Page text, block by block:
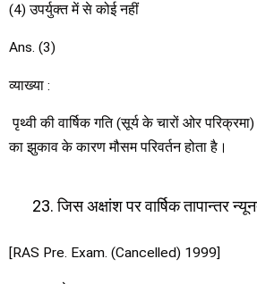
(4) उपर्युक्त में से कोई नहीं
Ans. (3)
व्याख्या :
पृथ्वी की वार्षिक गति (सूर्य के चारों ओर
का झुकाव के कारण मौसम परिवर्तन होता है।
जिस अक्षांश पर वार्षिक तापान्तर
[RAS Pre. Exam. (Cancelled) 1999]